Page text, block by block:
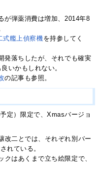
が弾薬消費は増加、2014年8
式艦上偵察機を持参してく
発落ちしたが、それでも確実
いかもしれない。
の記事も参照。
定）限定で、Xmasバージョ
改二とでは、それぞれ別バー
れている。
はあくまで立ち絵限定で、